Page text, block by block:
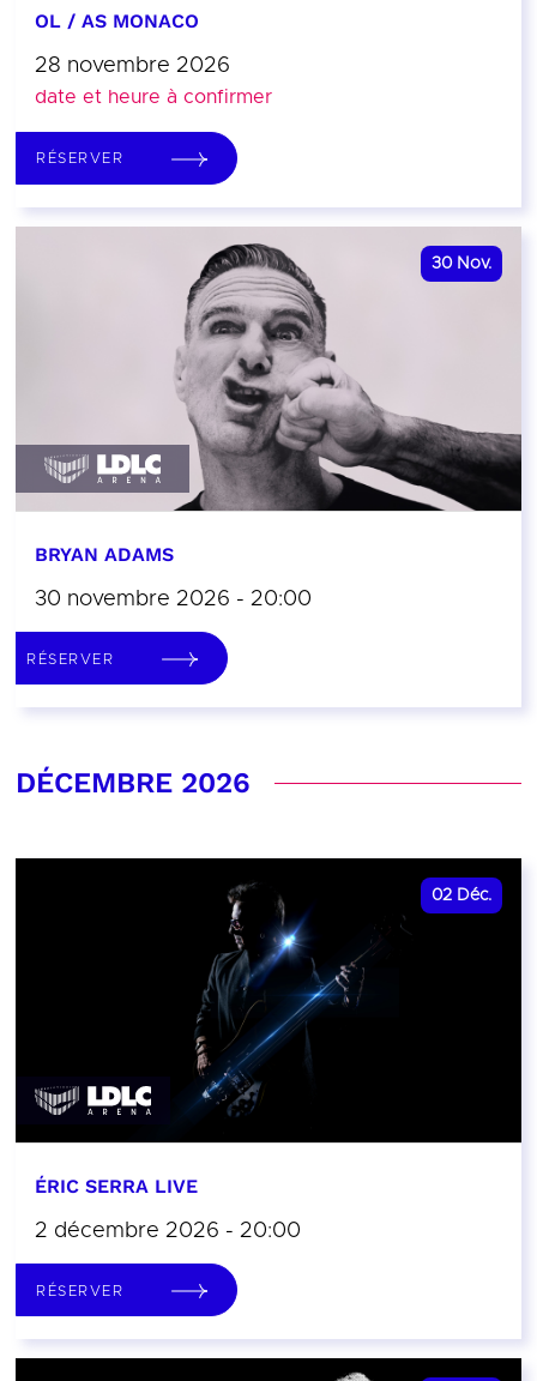
OL / AS MONACO
28 novembre 2026
date et heure à confirmer
RÉSERVER
30 Nov.
BRYAN ADAMS
30 novembre 2026 - 20:00
RÉSERVER
DÉCEMBRE 2026
02 Déc.
ÉRIC SERRA LIVE
2 décembre 2026 - 20:00
RÉSERVER